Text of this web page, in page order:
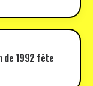
de 1992 fête